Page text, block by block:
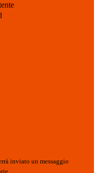
inviato un messaggio